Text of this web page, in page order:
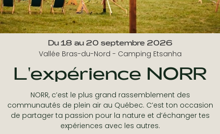
Du 18 au 20 septembre 2026
Vallée Bras-du-Nord - Camping Etsanha
L'expérience NORR
NORR, c’est le plus grand rassemblement des
communautés de plein air au Québec. C’est ton occasion
de partager ta passion pour la nature et d’échanger tes
expériences avec les autres.